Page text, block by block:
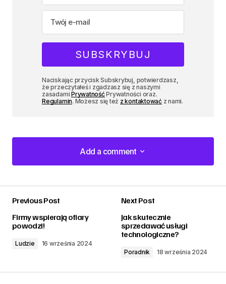
Naciskając przycisk Subskrybuj, potwierdzasz,
że przeczytałeś i zgadzasz się z naszymi
zasadamiPrywatnośćPrywatności oraz.
Regulamin. Możesz się też z kontaktowaćz nami.
Add a comment
Add a comment
Previous Post
Firmy wspierają ofiary
powodzi!
Ludzie 16 września 2024
Next Post
Jak skutecznie
sprzedawać usługi
technologiczne?
Poradnik 18 września 2024